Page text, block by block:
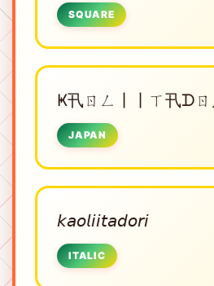
SQUARE
Ҝ卂ㄖㄥ丨丨ㄒ卂ᗪㄖ
JAPAN
𝘬𝘢𝘰𝘭𝘪𝘪𝘵𝘢𝘥𝘰𝘳𝘪
ITALIC